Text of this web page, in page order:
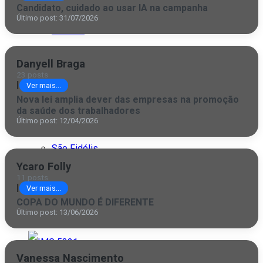
Italva
Macaé
Quissamã
Rio de Janeiro
São Fidélis
São Francisco
São João da Barra
São Paulo
Candidato, cuidado ao usar IA na campanha
Último post: 31/07/2026
Danyell Braga
23 posts
| Ver mais...
Nova lei amplia dever das empresas na promoção
da saúde dos trabalhadores
Último post: 12/04/2026
Ycaro Folly
11 posts
| Ver mais...
COPA DO MUNDO É DIFERENTE
Último post: 13/06/2026
Vanessa Nascimento